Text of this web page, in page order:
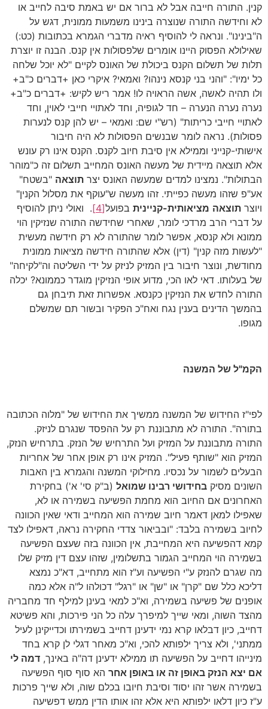
קנין. התורה חייבה אבל לא ברור אם יש באמת סיבה לחייב או
לא וחידשה התורה שנוצרה בינינו משמעות ממונית, דגש על
ה"בינינו". ונראה לי להוסיף ראיה מדברי הגמרא בכתובות (כט:)
שאילולא הפסוק היינו אומרים שלפסולות אין קנס. הבנה זו יוצרת
תלות של תשלום הקנס ביכולת של האונס לקיים "לא יוכל שלחה
כל ימיו": "והני בני קנסא נינהו? ואמאי? איקרי כאן +דברים כ"ב+
ולו תהיה לאשה, אשה הראויה לו! אמר ריש לקיש: +דברים כ"ב+
נערה נערה הנערה – חד לגופיה, וחד לאתויי חייבי לאוין, וחד
לאתויי חייבי כריתות" (רש"י שם: ואמאי – יש להן קנס לנערות
פסולות). נראה לומר שבנשים הפסולות לא היה חיבור
אישותי-קנייני וממילא אין סיבת חיוב לקנס. הקנס אינו רק עונש
אלא תוצאה מיידית של מעשה האונס המחייב תשלום זה כ"מוהר
הבתולות". נמצינו למדים שמעשה האונס יצר תוצאה "בשטח"
אע"פ שזהו מעשה כפייתי. זהו מעשה ש"עוקף את מסלול הקנין"
ויוצר תוצאה מציאותית-קניינית בפועל[4]
. ואולי ניתן להוסיף
על דברי הרב מרדכי לומר, שאחרי שחידשה התורה שנזיקין הוי
ממונא ולא קנסא, אפשר לומר שהתורה לא רק חידשה מעשית
"לעשות מזה קנין" (דין) אלא שהתורה חידשה מציאות ממונית
מחודשת, ונוצר חיבור בין המזיק לניזק על ידי השליטה וה"לקיחה"
של בעלותו. דאי לאו הכי, מדוע אופי הנזיקין מוגדר כממונא? יכלה
התורה לחדש את הנזיקין כקנסא. אפשרות זאת תיבחן גם
בהמשך הדינים בענין נגח ואח"כ הפקיר ובשור תם שמשלם
מגופו.
הקמ"ל של המשנה
לפי"ז החידוש של המשנה ממשיך את החידוש של "מלוה הכתובה
בתורה". התורה לא מתבוננת רק על ההפסד שנגרם לניזק.
התורה מתבוננת על המזיק ועל התרחיש של הנזק. בתרחיש הנזק,
המזיק הוא "שותף פעיל". המזיק אינו רק אופן אחר של אחריות
הבעלים לשמור על נכסיו. מחילוקי המשנה והגמרא בין האבות
השונים מסיק בחידושי רבינו שמואל (ב"ק סי' א') בחקירת
האחרונים אם החיוב הוא מחמת הפשיעה בשמירה או לא,
שאפילו למאן דאמר חיוב שמירה הוא המחייב ודאי שאין הכוונה
לחיוב בשמירה בלבד: "ובביאור צדדי החקירה נראה, דאפילו לצד
קמא דהפשיעה היא המחייבת, אין הכוונה בזה שעצם הפשיעה
בשמירה הוי המחייב הגמור בתשלומין, שזהו עצם דין מזיק שלו
מה שגרם להנזק ע"י הפשיעה וע"ז הוא מתחייב, דא"כ נמצא
דליכא כלל שם "קרן" או "שן" או "רגל" דכולהו ל"ה אלא כמה
אופנים של פשיעה בשמירה, וא"כ למאי בעינן למילף חד מחבריה
מהצד השוה, ומאי שייך למיפרך עלה כל הני פירכות, והא פשיטא
דחייב, כיון דבלאו קרא נמי ידעינן דחייב בשמירתו וכדייקינן לעיל
ממתני', ולא צריך ילפותא להכי, וא"כ מאחר דגלי לן קרא בחד
מינייהו דחייב על הפשיעה תו ממילא ידעינן דה"ה באינך, דמה לי
אם יצא הנזק באופן זה או באופן אחר הא סוף סוף הפשיעה
בשמירה אשר זהו יסוד וסיבת חיובו בכלם שוה, ולא שייך פרכות
ע"ז כיון דלאו ילפותא היא אלא זהו אותו הדין ממש דפשיעה